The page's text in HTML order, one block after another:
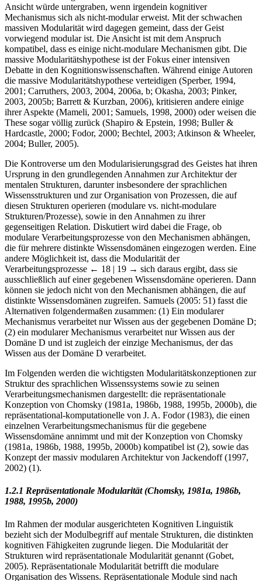
Ansicht würde untergraben, wenn irgendein kognitiver
Mechanismus sich als nicht-modular erweist. Mit der schwachen
massiven Modularität wird dagegen gemeint, dass der Geist
vorwiegend modular ist. Die Ansicht ist mit dem Anspruch
kompatibel, dass es einige nicht-modulare Mechanismen gibt. Die
massive Modularitätshypothese ist der Fokus einer intensiven
Debatte in den Kognitionswissenschaften. Während einige Autoren
die massive Modularitätshypothese verteidigen (Sperber, 1994,
2001; Carruthers, 2003, 2004, 2006a, b; Okasha, 2003; Pinker,
2003, 2005b; Barrett & Kurzban, 2006), kritisieren andere einige
ihrer Aspekte (Mameli, 2001; Samuels, 1998, 2000) oder weisen die
These sogar völlig zurück (Shapiro & Epstein, 1998; Buller &
Hardcastle, 2000; Fodor, 2000; Bechtel, 2003; Atkinson & Wheeler,
2004; Buller, 2005).
Die Kontroverse um den Modularisierungsgrad des Geistes hat ihren
Ursprung in den grundlegenden Annahmen zur Architektur der
mentalen Strukturen, darunter insbesondere der sprachlichen
Wissensstrukturen und zur Organisation von Prozessen, die auf
diesen Strukturen operieren (modulare vs. nicht-modulare
Strukturen/Prozesse), sowie in den Annahmen zu ihrer
gegenseitigen Relation. Diskutiert wird dabei die Frage, ob
modulare Verarbeitungsprozesse von den Mechanismen abhängen,
die für mehrere distinkte Wissensdomänen eingezogen werden. Eine
andere Möglichkeit ist, dass die Modularität der
Verarbeitungsprozesse ← 18 | 19 → sich daraus ergibt, dass sie
ausschließlich auf einer gegebenen Wissensdomäne operieren. Dann
können sie jedoch nicht von den Mechanismen abhängen, die auf
distinkte Wissensdomänen zugreifen. Samuels (2005: 51) fasst die
Alternativen folgendermaßen zusammen: (1) Ein modularer
Mechanismus verarbeitet nur Wissen aus der gegebenen Domäne D;
(2) ein modularer Mechanismus verarbeitet nur Wissen aus der
Domäne D und ist zugleich der einzige Mechanismus, der das
Wissen aus der Domäne D verarbeitet.
Im Folgenden werden die wichtigsten Modularitätskonzeptionen zur
Struktur des sprachlichen Wissenssystems sowie zu seinen
Verarbeitungsmechanismen dargestellt: die repräsentationale
Konzeption von Chomsky (1981a, 1986b, 1988, 1995b, 2000b), die
repräsentational-komputationelle von J. A. Fodor (1983), die einen
einzelnen Verarbeitungsmechanismus für die gegebene
Wissensdomäne annimmt und mit der Konzeption von Chomsky
(1981a, 1986b, 1988, 1995b, 2000b) kompatibel ist (2), sowie das
Konzept der massiv modularen Architektur von Jackendoff (1997,
2002) (1).
1.2.1 Repräsentationale Modularität (Chomsky, 1981a, 1986b,
1988, 1995b, 2000)
Im Rahmen der modular ausgerichteten Kognitiven Linguistik
bezieht sich der Modulbegriff auf mentale Strukturen, die distinkten
kognitiven Fähigkeiten zugrunde liegen. Die Modularität der
Strukturen wird repräsentationale Modularität genannt (Gobet,
2005). Repräsentationale Modularität betrifft die modulare
Organisation des Wissens. Repräsentationale Module sind nach